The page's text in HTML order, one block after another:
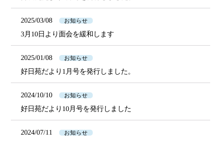
2025/03/08 お知らせ
3月10日より面会を緩和します
2025/01/08 お知らせ
好日苑だより1月号を発行しました。
2024/10/10 お知らせ
好日苑だより10月号を発行しました
2024/07/11 お知らせ